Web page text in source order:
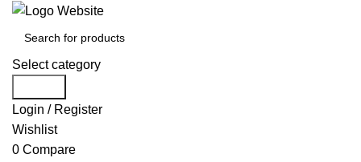
Select category
Login / Register
Wishlist
0 Compare